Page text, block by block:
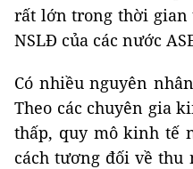
rất lớn trong thời gian
NSLĐ của các nước
Có nhiều nguyên
Theo các chuyên gia
thấp, quy mô kinh tế
cách tương đối về thu